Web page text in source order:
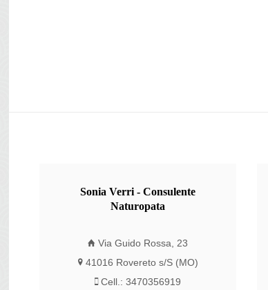
SoniaVerri - Consulente
Naturopata
Via Guido Rossa, 23
41016 Rovereto s/S (MO)
Cell.: 3470356919